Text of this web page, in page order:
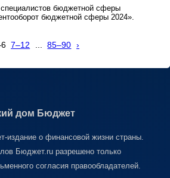
бюджетной сферы
бюджетной сферы 2024».
7–12 85–90 ›
дом Бюджет
о финансовой жизни страны.
Бюджет.ru разрешено только
согласия правообладателей.